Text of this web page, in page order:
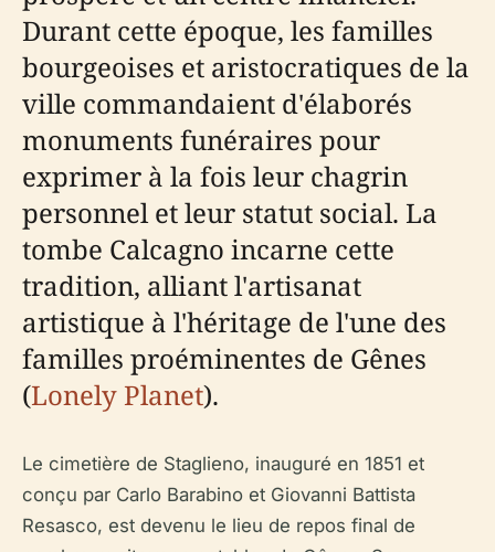
Durant cette époque, les familles
bourgeoises et aristocratiques de la
ville commandaient d'élaborés
monuments funéraires pour
exprimer à la fois leur chagrin
personnel et leur statut social. La
tombe Calcagno incarne cette
tradition, alliant l'artisanat
artistique à l'héritage de l'une des
familles proéminentes de Gênes
(Lonely Planet).
Le cimetière de Staglieno, inauguré en 1851 et
conçu par Carlo Barabino et Giovanni Battista
Resasco, est devenu le lieu de repos final de